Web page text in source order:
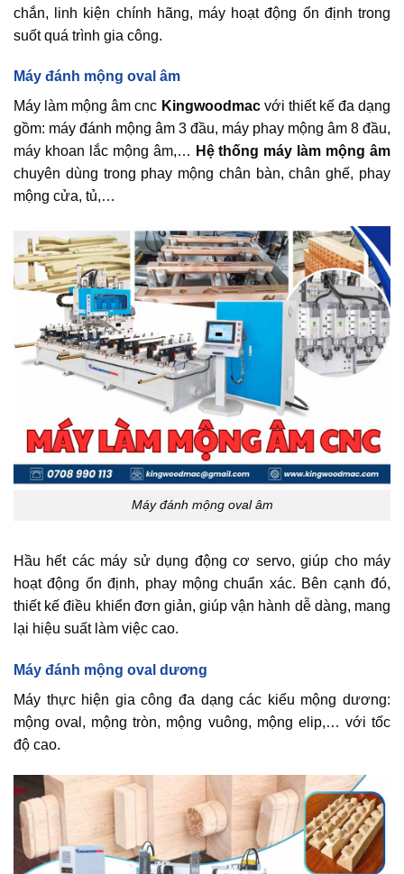
chắn, linh kiện chính hãng, máy hoạt động ổn định trong
suốt quá trình gia công.
Máy đánh mộng oval âm
Máy làm mộng âm cnc Kingwoodmacvới thiết kế đa dạng
gồm: máy đánh mộng âm 3 đầu, máy phay mộng âm 8 đầu,
máy khoan lắc mộng âm,… Hệ thống máy làm mộng âm
chuyên dùng trong phay mộng chân bàn, chân ghế, phay
mộng cửa, tủ,…
Máy đánh mộng oval âm
Hầu hết các máy sử dụng động cơ servo, giúp cho máy
hoạt động ổn định, phay mộng chuẩn xác. Bên cạnh đó,
thiết kế điều khiển đơn giản, giúp vận hành dễ dàng, mang
lại hiệu suất làm việc cao.
Máy đánh mộng oval dương
Máy thực hiện gia công đa dạng các kiểu mộng dương:
mộng oval, mộng tròn, mộng vuông, mộng elip,… với tốc
độ cao.